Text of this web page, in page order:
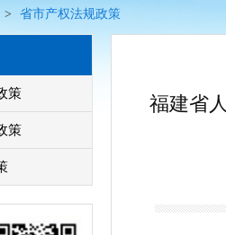
> 省市产权法规政策
策
策
福建省